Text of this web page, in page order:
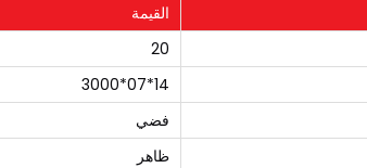
القيمة
20
14*07*3000
فضي
ظاهر